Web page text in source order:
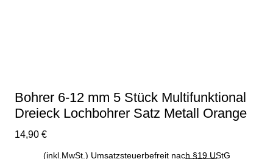
Bohrer 6-12 mm 5 Stück Multifunktional
Dreieck Lochbohrer Satz Metall Orange
14,90 €
(inkl.MwSt.) Umsatzsteuerbefreit nach §19 UStG